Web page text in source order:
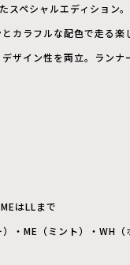
ペシャルエディション
カラフルな配色で走る
ザイン性を両立。ラン
はLLまで
・ME（ミント）・WH（